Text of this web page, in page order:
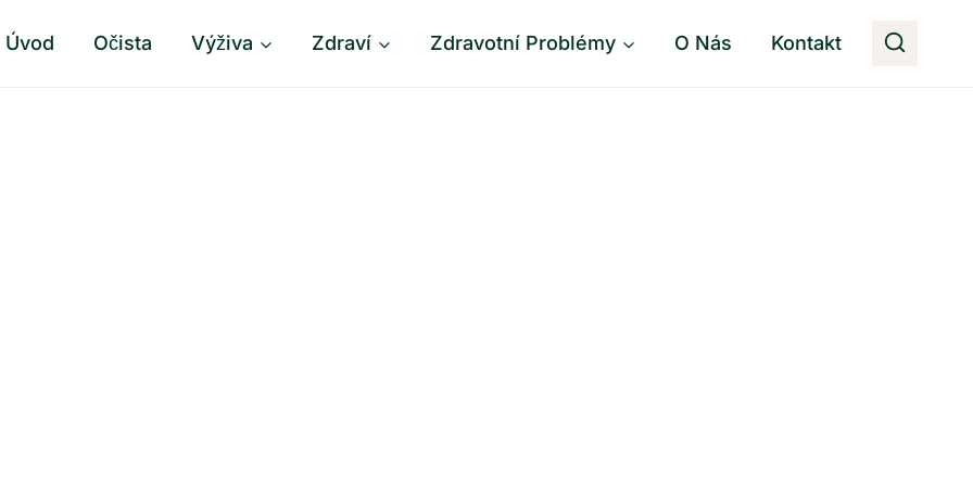
Úvod Očista Výživa Zdraví Zdravotní Problémy O Nás Kontakt